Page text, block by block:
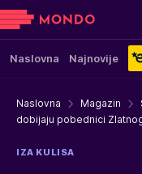
Naslovna Najnovije
Naslovna Magazin
dobijaju pobednici
IZA KULISA